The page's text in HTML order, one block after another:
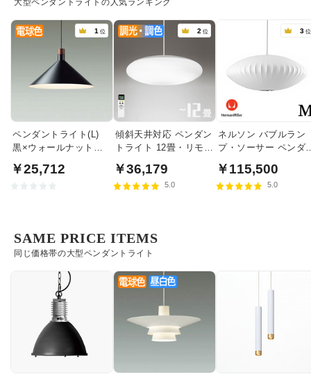
大型ペンダントライトの人気ランキング
1 位
ペンダントライト(L)
黒×ウォールナット色
￥25,712
2 位
傾斜天井対応 ペンダン
トライト 12畳・リモコ
￥36,179
5.0
3 位
ネルソン バブルラン
プ・ソーサー ペンダ
｜ハーマンミラー
￥115,500
5.0
同じ価格帯の大型ペンダントライト
SAME PRICE ITEMS